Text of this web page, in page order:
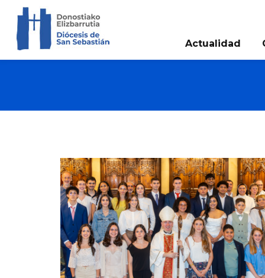
Actualidad